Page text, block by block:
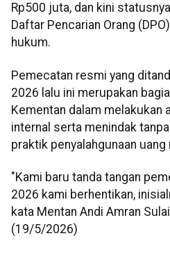
Rp500 juta, dan kini
Daftar Pencarian Orang
hukum.
Pemecatan resmi yang
2026 lalu ini merupakan
Kementan dalam melakukan
internal serta menindak
praktik penyalahgunaan uang
"Kami baru tanda tangan
2026 kami berhentikan,
kata Mentan Andi Amran
(19/5/2026)